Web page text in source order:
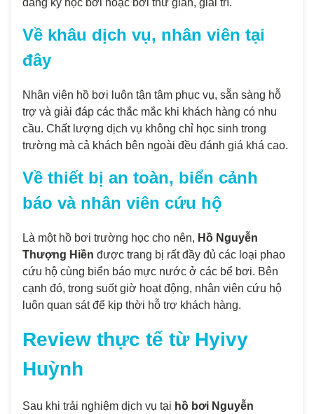
đăng ký học bơi hoặc bơi thư giãn, giải trí.
Về khâu dịch vụ, nhân viên tại
đây
Nhân viên hồ bơi luôn tận tâm phục vụ, sẵn sàng hỗ
trợ và giải đáp các thắc mắc khi khách hàng có nhu
cầu. Chất lượng dịch vụ không chỉ học sinh trong
trường mà cả khách bên ngoài đều đánh giá khá cao.
Về thiết bị an toàn, biển cảnh
báo và nhân viên cứu hộ
Là một hồ bơi trường học cho nên, Hồ Nguyễn
Thượng Hiền được trang bị rất đầy đủ các loại phao
cứu hộ cùng biển báo mực nước ở các bể bơi. Bên
cạnh đó, trong suốt giờ hoạt động, nhân viên cứu hộ
luôn quan sát để kịp thời hỗ trợ khách hàng.
Review thực tế từ Hyivy
Huỳnh
Sau khi trải nghiệm dịch vụ tại hồ bơi Nguyễn